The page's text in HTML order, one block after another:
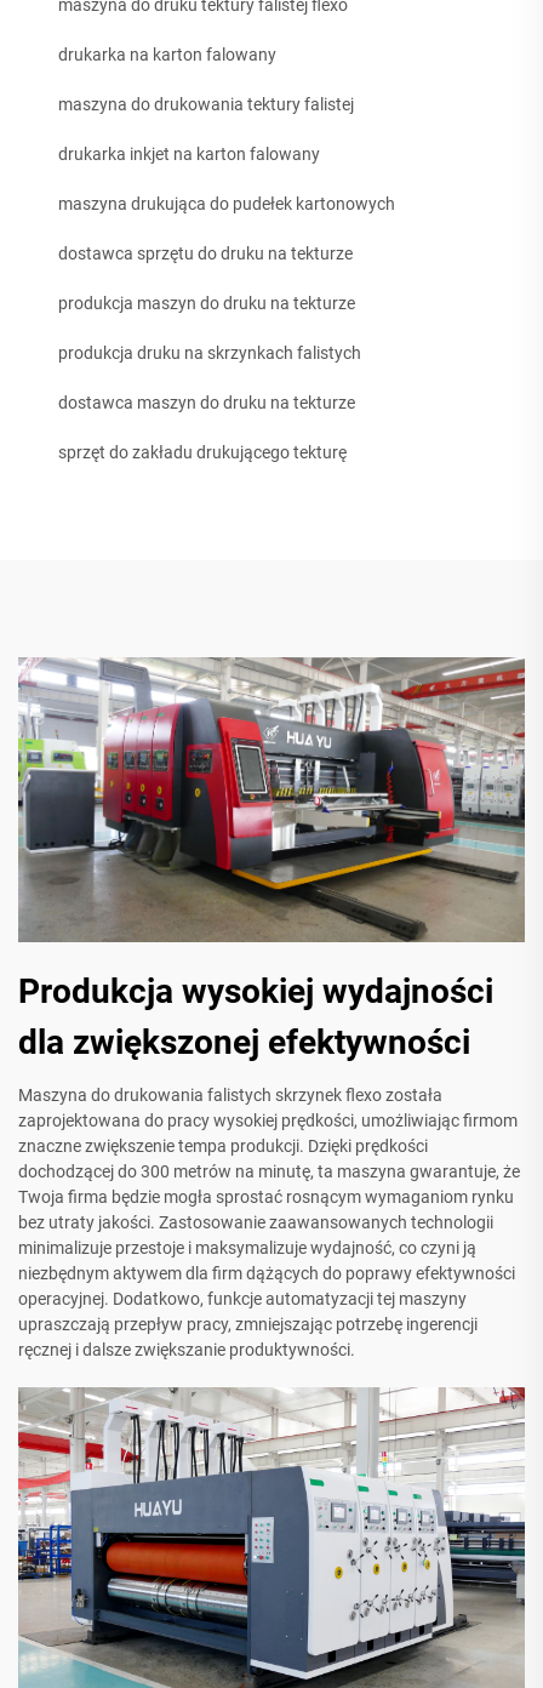
maszyna do druku tektury falistej flexo
drukarka na karton falowany
maszyna do drukowania tektury falistej
drukarka inkjet na karton falowany
maszyna drukująca do pudełek kartonowych
dostawca sprzętu do druku na tekturze
produkcja maszyn do druku na tekturze
produkcja druku na skrzynkach falistych
dostawca maszyn do druku na tekturze
sprzęt do zakładu drukującego tekturę
Produkcja wysokiej wydajności
dla zwiększonej efektywności
Maszyna do drukowania falistych skrzynek flexo została
zaprojektowana do pracy wysokiej prędkości, umożliwiając firmom
znaczne zwiększenie tempa produkcji. Dzięki prędkości
dochodzącej do 300 metrów na minutę, ta maszyna gwarantuje, że
Twoja firma będzie mogła sprostać rosnącym wymaganiom rynku
bez utraty jakości. Zastosowanie zaawansowanych technologii
minimalizuje przestoje i maksymalizuje wydajność, co czyni ją
niezbędnym aktywem dla firm dążących do poprawy efektywności
operacyjnej. Dodatkowo, funkcje automatyzacji tej maszyny
upraszczają przepływ pracy, zmniejszając potrzebę ingerencji
ręcznej i dalsze zwiększanie produktywności.